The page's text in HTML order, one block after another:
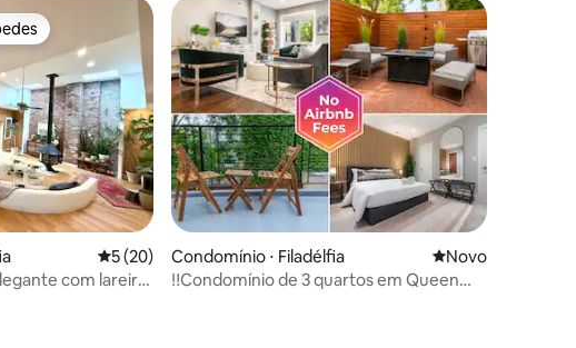
avaliações
dos hóspedes
5 de uma avaliação média de 5, 20 avaliações
5 (20)
com lareira
Condomínio ⋅ Filadélfia Novo lugar para
Novo
‼️Condomínio de 3 quartos em Queen